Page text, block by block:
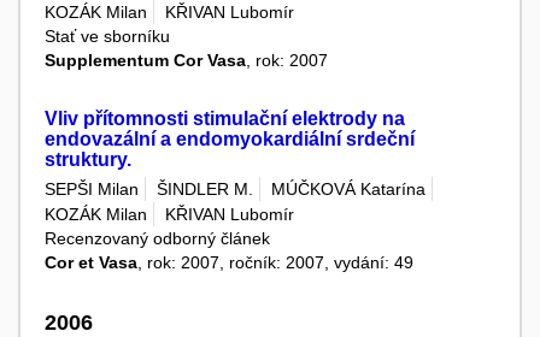
KOZÁK Milan
KŘIVAN Lubomír
Stať ve sborníku
Supplementum Cor Vasa , rok: 2007
Vliv přítomnosti stimulační elektrody na
endovazální a endomyokardiální srdeční
struktury.
SEPŠI Milan ŠINDLER M.
MÚČKOVÁ Katarína
KOZÁK Milan
KŘIVAN Lubomír
Recenzovaný odborný článek
Cor et Vasa, rok: 2007, ročník: 2007, vydání: 49
2006